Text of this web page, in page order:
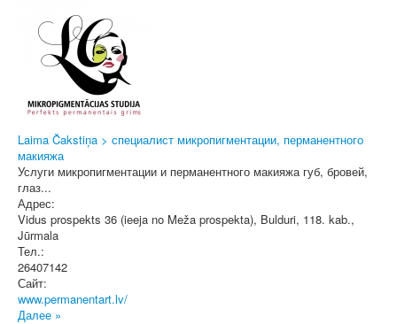
Laima Čakstiņa > специалист микропигментации, перманентного
макияжа
Услуги микропигментации и перманентного макияжа губ, бровей,
глаз...
Адрес:
Vidus prospekts 36 (ieeja no Meža prospekta), Bulduri, 118. kab.,
Jūrmala
Тел.:
26407142
Сайт:
www.permanentart.lv/
Далее »